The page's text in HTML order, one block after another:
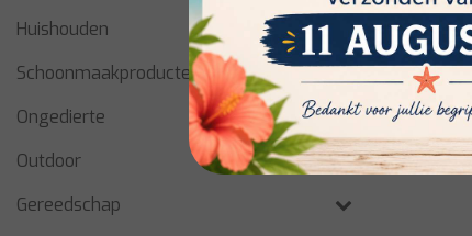
Huishouden
Schoonmaakproducten
Ongedierte
Outdoor
Gereedschap